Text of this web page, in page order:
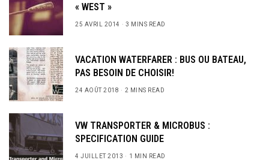
« WEST »
25 AVRIL 2014 3 MINS READ
VACATION WATERFARER : BUS OU BATEAU,
PAS BESOIN DE CHOISIR!
24 AOÛT 2018 2 MINS READ
VW TRANSPORTER & MICROBUS :
SPECIFICATION GUIDE
4 JUILLET 2013 1 MIN READ